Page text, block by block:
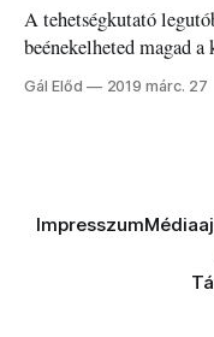
A tehetségkutató
beénekelheted magad
Gál Előd 2019 márc. 27
Impresszum